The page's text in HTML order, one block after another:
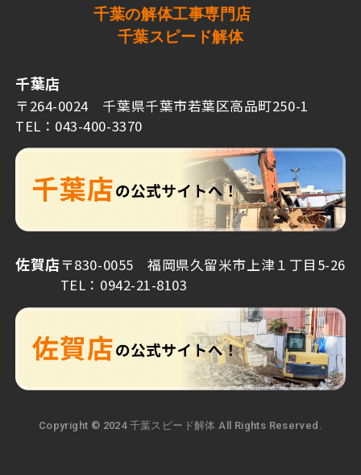
千葉の解体工事専門店
千葉スピード解体
千葉店
〒264-0024 千葉県千葉市若葉区高品町250-1
TEL：043-400-3370
佐賀店〒830-0055 福岡県久留米市上津１丁目5-26
TEL：0942-21-8103
Copyright © 2024 千葉スピード解体 All Rights Reserved.